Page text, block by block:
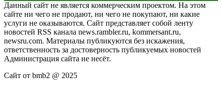
Данный сайт не является коммерческим проектом. На этом
сайте ни чего не продают, ни чего не покупают, ни какие
услуги не оказываются. Сайт представляет собой ленту
новостей RSS канала news.rambler.ru, kommersant.ru,
newsru.com. Материалы публикуются без искажения,
ответственность за достоверность публикуемых новостей
Администрация сайта не несёт.
Сайт от bmb2 @ 2025